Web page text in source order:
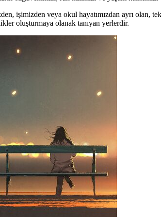
işimizden veya okul hayatımızdan ayrı olan,
oluşturmaya olanak tanıyan yerlerdir.